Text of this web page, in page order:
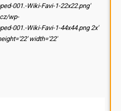
001.-Wiki-Favi-1-22x22.png'
wp-
001.-Wiki-Favi-1-44x44.png 2x'
width='22'